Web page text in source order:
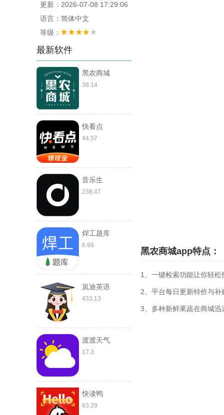
更新：2026-07-08 17:29:06
语言：简体中文
等级：
最新软件
黑农商城
38.14
快看点
44.57
音乐生
238.47
焊工题库
6.98
岚迪英语
433.13
渡渡天气
17.3
快读鸭
63.29
黑农商城app特点：
1、一键检索功能让你轻
2、平台每日更新特价与
3、多种新鲜果蔬在商城